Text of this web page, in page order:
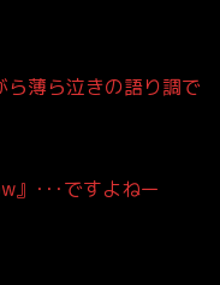
ら薄ら泣きの語り調で
』･･･ですよねー